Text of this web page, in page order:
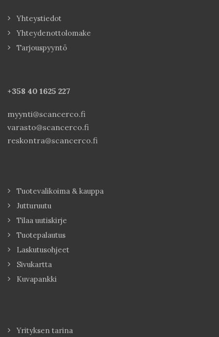
Yhteystiedot
Yhteydenottolomake
Tarjouspyyntö
+358 40 1625 227
myynti@scancerco.fi
varasto@scancerco.fi
reskontra@scancerco.fi
Tuotevalikoima & kauppa
Jutturuutu
Tilaa uutiskirje
Tuotepalautus
Laskutusohjeet
Sivukartta
Kuvapankki
Yrityksen tarina